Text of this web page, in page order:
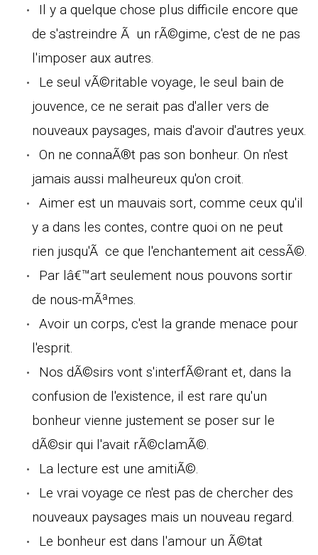
Il y a quelque chose plus difficile encore que
de s'astreindre Ã un rÃ©gime, c'est de ne pas
l'imposer aux autres.
Le seul vÃ©ritable voyage, le seul bain de
jouvence, ce ne serait pas d'aller vers de
nouveaux paysages, mais d'avoir d'autres yeux.
On ne connaÃ®t pas son bonheur. On n'est
jamais aussi malheureux qu'on croit.
Aimer est un mauvais sort, comme ceux qu'il
y a dans les contes, contre quoi on ne peut
rien jusqu'Ã ce que l'enchantement ait cessÃ©.
Par lâ€™art seulement nous pouvons sortir
de nous-mÃªmes.
Avoir un corps, c'est la grande menace pour
l'esprit.
Nos dÃ©sirs vont s'interfÃ©rant et, dans la
confusion de l'existence, il est rare qu'un
bonheur vienne justement se poser sur le
dÃ©sir qui l'avait rÃ©clamÃ©.
La lecture est une amitiÃ©.
Le vrai voyage ce n'est pas de chercher des
nouveaux paysages mais un nouveau regard.
Le bonheur est dans l'amour un Ã©tat